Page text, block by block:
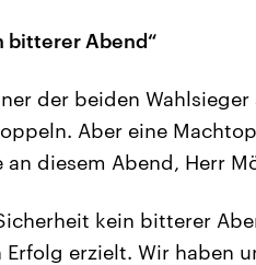
bitterer Abend“
der beiden
Aber eine
diesem Abend, Herr
kein bitterer
erzielt. Wir haben